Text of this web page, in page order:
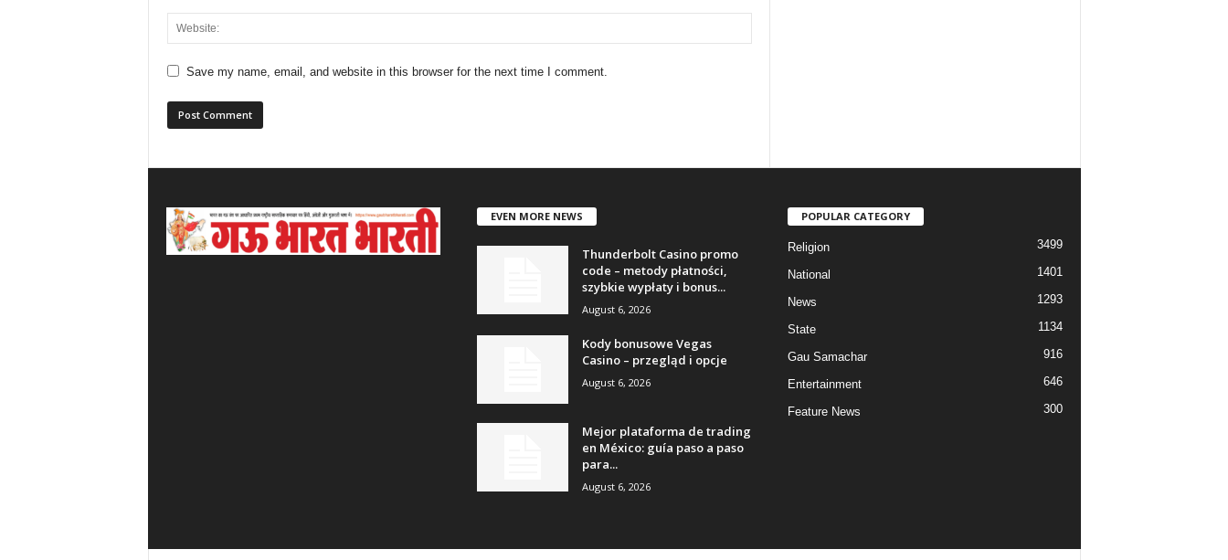
Save my name, email, and website in this browser for the next time I comment.
EVEN MORE NEWS
Thunderbolt Casino promo
code – metody płatności,
szybkie wypłaty i bonus...
August 6, 2026
Kody bonusowe Vegas
Casino – przegląd i opcje
August 6, 2026
Mejor plataforma de trading
en México: guía paso a paso
para...
August 6, 2026
POPULAR CATEGORY
Religion 3499
National 1401
News 1293
State 1134
Gau Samachar 916
Entertainment 646
Feature News 300